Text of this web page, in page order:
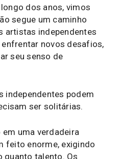
dos anos, vimos
segue um caminho
artistas independentes
novos desafios,
seu senso de
independentes podem
ser solitárias.
uma verdadeira
feito enorme, exigindo
quanto talento. Os